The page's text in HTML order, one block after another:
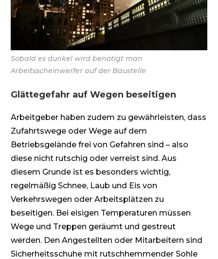
Sobald es dunkel wird benötigt man
Arbeitsscheinwerfer auf der Baustelle
Glättegefahr auf Wegen beseitigen
Arbeitgeber haben zudem zu gewährleisten, dass
Zufahrtswege oder Wege auf dem
Betriebsgelände frei von Gefahren sind – also
diese nicht rutschig oder verreist sind. Aus
diesem Grunde ist es besonders wichtig,
regelmäßig Schnee, Laub und Eis von
Verkehrswegen oder Arbeitsplätzen zu
beseitigen. Bei eisigen Temperaturen müssen
Wege und Treppen geräumt und gestreut
werden. Den Angestellten oder Mitarbeitern sind
Sicherheitsschuhe mit rutschhemmender Sohle